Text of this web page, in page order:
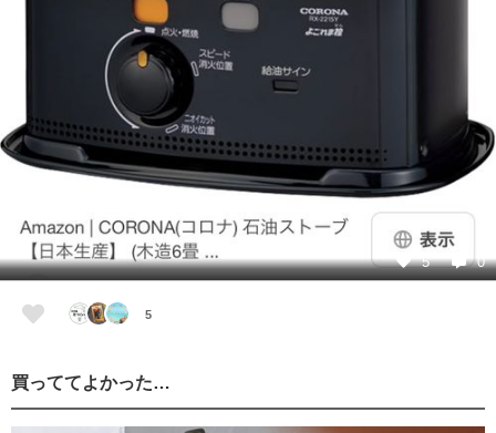
5 0
5
買っててよかった…